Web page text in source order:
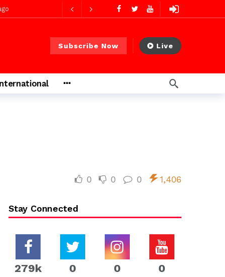
2 jours ago
Subscribe Now Live
0 0 0 1,406
Stay Connected
279k 0 0 0